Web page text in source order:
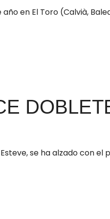
en El Toro (Calvià,
se ha alzado con